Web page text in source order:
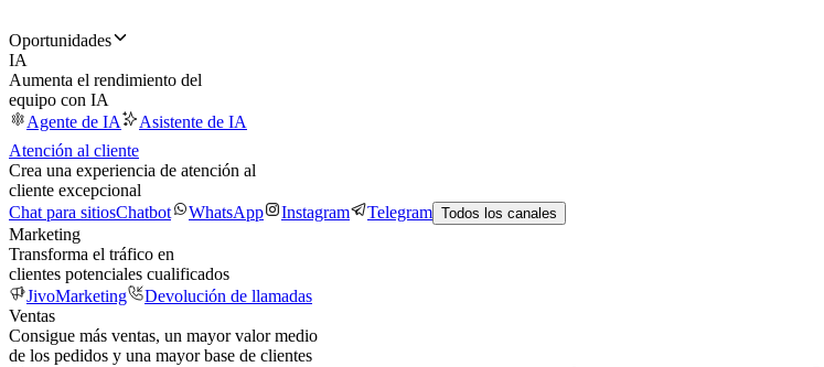
Oportunidades
IA
Aumenta el rendimiento del
equipo con IA
Agente de IA
Asistente de IA
Atención al cliente
Crea una experiencia de atención al
cliente excepcional
Chat para sitiosChatbot WhatsApp Instagram Telegram Todos los canales
Marketing
Transforma el tráfico en
clientes potenciales cualificados
JivoMarketing
Devolución de llamadas
Ventas
Consigue más ventas, un mayor valor medio
de los pedidos y una mayor base de clientes